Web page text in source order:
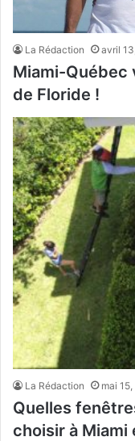
La Rédaction avril
Miami-Québec
de Floride !
La Rédaction mai
Quelles
choisir à Miami